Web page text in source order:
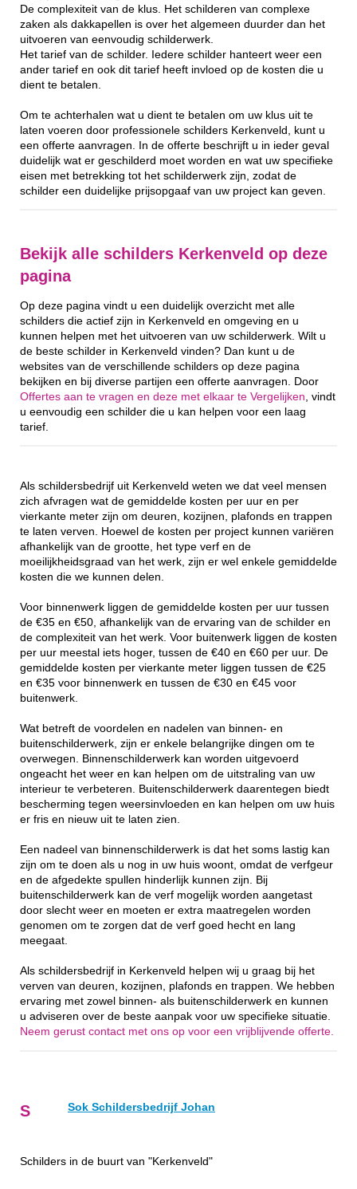
De complexiteit van de klus. Het schilderen van complexe
zaken als dakkapellen is over het algemeen duurder dan het
uitvoeren van eenvoudig schilderwerk.
Het tarief van de schilder. Iedere schilder hanteert weer een
ander tarief en ook dit tarief heeft invloed op de kosten die u
dient te betalen.
Om te achterhalen wat u dient te betalen om uw klus uit te
laten voeren door professionele schilders Kerkenveld, kunt u
een offerte aanvragen. In de offerte beschrijft u in ieder geval
duidelijk wat er geschilderd moet worden en wat uw specifieke
eisen met betrekking tot het schilderwerk zijn, zodat de
schilder een duidelijke prijsopgaaf van uw project kan geven.
Bekijk alle schilders Kerkenveld op deze
pagina
Op deze pagina vindt u een duidelijk overzicht met alle
schilders die actief zijn in Kerkenveld en omgeving en u
kunnen helpen met het uitvoeren van uw schilderwerk. Wilt u
de beste schilder in Kerkenveld vinden? Dan kunt u de
websites van de verschillende schilders op deze pagina
bekijken en bij diverse partijen een offerte aanvragen. Door
Offertes aan te vragen en deze met elkaar te Vergelijken , vindt
u eenvoudig een schilder die u kan helpen voor een laag
tarief.
Als schildersbedrijf uit Kerkenveld weten we dat veel mensen
zich afvragen wat de gemiddelde kosten per uur en per
vierkante meter zijn om deuren, kozijnen, plafonds en trappen
te laten verven. Hoewel de kosten per project kunnen variëren
afhankelijk van de grootte, het type verf en de
moeilijkheidsgraad van het werk, zijn er wel enkele gemiddelde
kosten die we kunnen delen.
Voor binnenwerk liggen de gemiddelde kosten per uur tussen
de €35 en €50, afhankelijk van de ervaring van de schilder en
de complexiteit van het werk. Voor buitenwerk liggen de kosten
per uur meestal iets hoger, tussen de €40 en €60 per uur. De
gemiddelde kosten per vierkante meter liggen tussen de €25
en €35 voor binnenwerk en tussen de €30 en €45 voor
buitenwerk.
Wat betreft de voordelen en nadelen van binnen- en
buitenschilderwerk, zijn er enkele belangrijke dingen om te
overwegen. Binnenschilderwerk kan worden uitgevoerd
ongeacht het weer en kan helpen om de uitstraling van uw
interieur te verbeteren. Buitenschilderwerk daarentegen biedt
bescherming tegen weersinvloeden en kan helpen om uw huis
er fris en nieuw uit te laten zien.
Een nadeel van binnenschilderwerk is dat het soms lastig kan
zijn om te doen als u nog in uw huis woont, omdat de verfgeur
en de afgedekte spullen hinderlijk kunnen zijn. Bij
buitenschilderwerk kan de verf mogelijk worden aangetast
door slecht weer en moeten er extra maatregelen worden
genomen om te zorgen dat de verf goed hecht en lang
meegaat.
Als schildersbedrijf in Kerkenveld helpen wij u graag bij het
verven van deuren, kozijnen, plafonds en trappen. We hebben
ervaring met zowel binnen- als buitenschilderwerk en kunnen
u adviseren over de beste aanpak voor uw specifieke situatie.
Neem gerust contact met ons op voor een vrijblijvende offerte.
S Sok Schildersbedrijf Johan
Schilders in de buurt van "Kerkenveld"